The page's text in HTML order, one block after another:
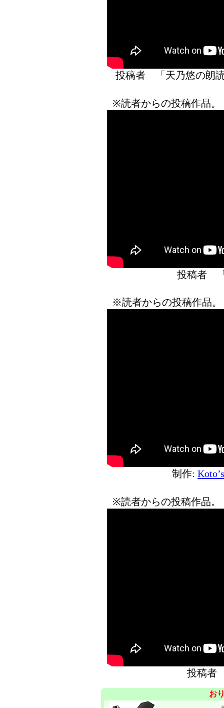
投稿者 「天乃悠の
※読者からの投稿作品
投稿者
※読者からの投稿作品
制作:
※読者からの投稿作品
投稿
お